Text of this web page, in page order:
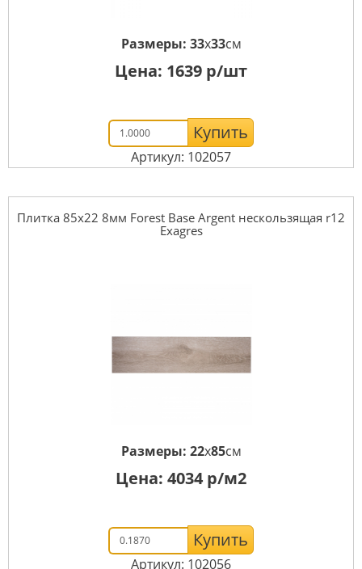
Размеры: 33x33см
Цена: 1639 р/шт
Купить
Артикул: 102057
Плитка 85x22 8мм Forest Base Argent нескользящая r12
Exagres
Размеры: 22x85см
Цена: 4034 р/м2
Купить
Артикул: 102056